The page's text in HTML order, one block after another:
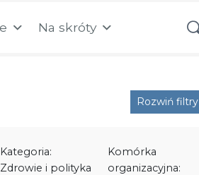
Na skróty
Rozwiń filtry
Kategoria:
Zdrowie i polityka
Komórka
organizacyjna: